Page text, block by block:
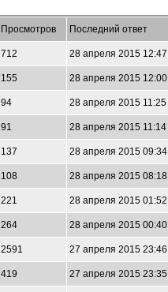
Просмотров Последний ответ
712 28 апреля 2015 12:47
155 28 апреля 2015 12:00
94 28 апреля 2015 11:25
91 28 апреля 2015 11:14
137 28 апреля 2015 09:34
108 28 апреля 2015 08:18
221 28 апреля 2015 01:52
264 28 апреля 2015 00:40
2591 27 апреля 2015 23:46
419 27 апреля 2015 23:35